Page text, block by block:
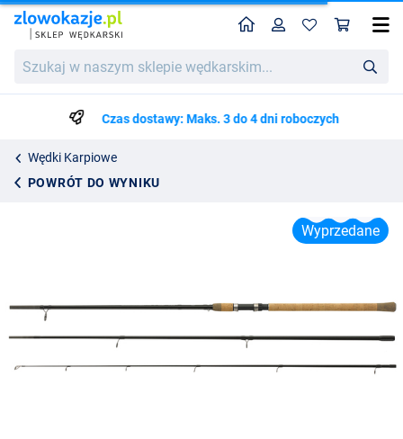
w
wędkarskim...
HomeProfil
Czas dostawy: Maks. 3 do 4 dni roboczych
Wędki Karpiowe
POWRÓT DO WYNIKU
Wędka Spławikowa WFT Lake'N'River Carp Stalking 12ft (20-55g) (3-częściowa)
468.99
282.99
Wyprzedane